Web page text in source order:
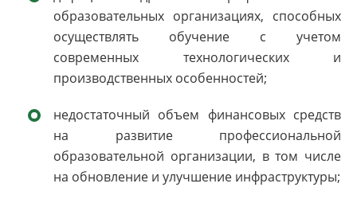
образовательных организациях, способных
осуществлять обучение с учетом
современных технологических и
производственных особенностей;
недостаточный объем финансовых средств
на развитие профессиональной
образовательной организации, в том числе
на обновление и улучшение инфраструктуры;